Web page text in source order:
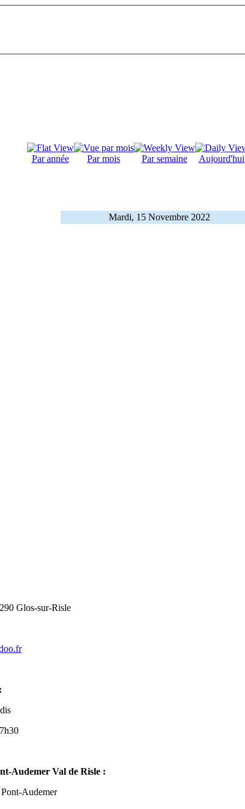
Par année Par mois Par semaine Aujourd'hui
Mardi, 15 Novembre 2022
Glos-sur-Risle
Audemer Val de Risle :
Audemer